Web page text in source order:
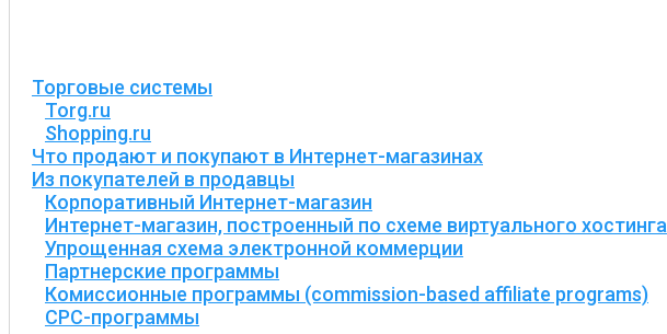
Торговые системы
Torg.ru
Shopping.ru
Что продают и покупают в Интернет-магазинах
Из покупателей в продавцы
Корпоративный Интернет-магазин
Интернет-магазин, построенный по схеме виртуального хостинга
Упрощенная схема электронной коммерции
Партнерские программы
Комиссионные программы (commission-based affiliate programs)
CPC-программы